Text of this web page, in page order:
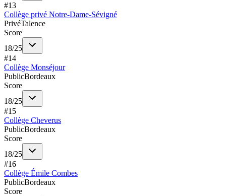
#13
Collège privé Notre-Dame-Sévigné
PrivéTalence
Score
18/25
#14
Collège Monséjour
PublicBordeaux
Score
18/25
#15
Collège Cheverus
PublicBordeaux
Score
18/25
#16
Collège Émile Combes
PublicBordeaux
Score